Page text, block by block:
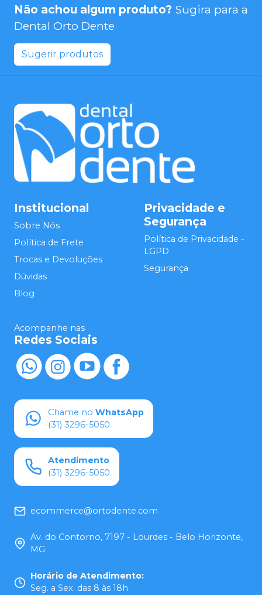
Não achou algum produto? Sugira para a
Dental Orto Dente
Sugerir produtos
Institucional
Sobre Nós
Política de Frete
Trocas e Devoluções
Dúvidas
Blog
Privacidade e
Segurança
Política de Privacidade -
LGPD
Segurança
Acompanhe nas
Redes Sociais
Chame no WhatsApp
(31) 3296-5050
Atendimento
(31) 3296-5050
ecommerce@ortodente.com
Av. do Contorno, 7197 - Lourdes - Belo Horizonte,
MG
Horário de Atendimento:
Seg. a Sex. das 8 às 18h